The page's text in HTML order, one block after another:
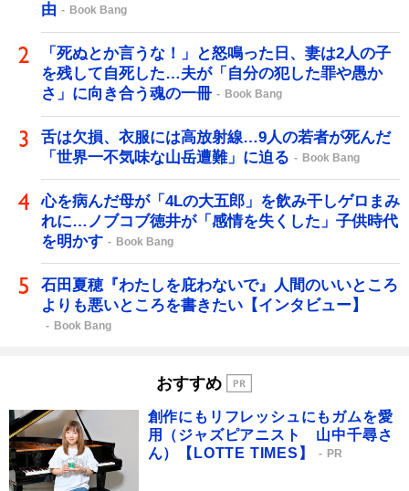
由
Book Bang
「死ぬとか言うな！」と怒鳴った日、妻は2人の子
を残して自死した…夫が「自分の犯した罪や愚か
さ」に向き合う魂の一冊
Book Bang
舌は欠損、衣服には高放射線…9人の若者が死んだ
「世界一不気味な山岳遭難」に迫る
Book Bang
心を病んだ母が「4Lの大五郎」を飲み干しゲロまみ
れに…ノブコブ徳井が「感情を失くした」子供時代
を明かす
Book Bang
石田夏穂『わたしを庇わないで』人間のいいところ
よりも悪いところを書きたい【インタビュー】
Book Bang
おすすめ
創作にもリフレッシュにもガムを愛
用（ジャズピアニスト 山中千尋さ
ん）【LOTTE TIMES】
PR